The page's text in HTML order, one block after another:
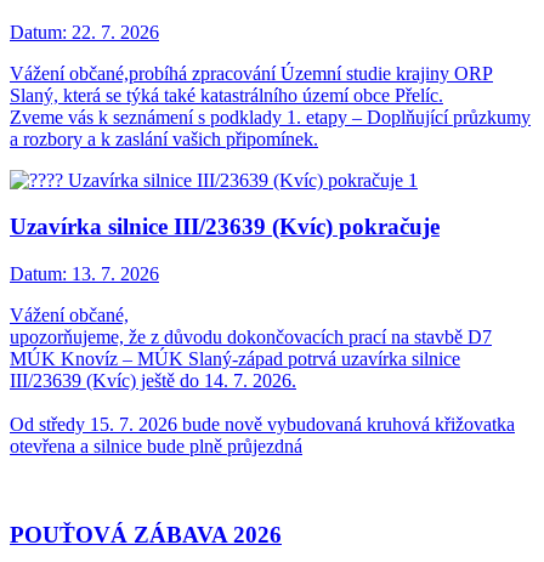
Datum: 22. 7. 2026
Vážení občané,probíhá zpracování Územní studie krajiny ORP
Slaný, která se týká také katastrálního území obce Přelíc.
Zveme vás k seznámení s podklady 1. etapy – Doplňující průzkumy
a rozbory a k zaslání vašich připomínek.
Uzavírka silnice III/23639 (Kvíc) pokračuje
Datum: 13. 7. 2026
Vážení občané,
upozorňujeme, že z důvodu dokončovacích prací na stavbě D7
MÚK Knovíz – MÚK Slaný-západ potrvá uzavírka silnice
III/23639 (Kvíc) ještě do 14. 7. 2026.
Od středy 15. 7. 2026 bude nově vybudovaná kruhová křižovatka
otevřena a silnice bude plně průjezdná
POUŤOVÁ ZÁBAVA 2026